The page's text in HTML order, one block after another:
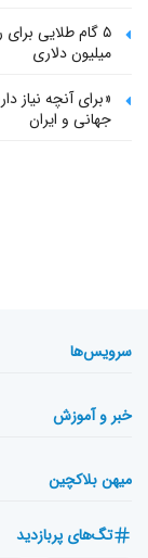
۵ گام طلایی
میلیون دلاری
«برای آنچه نیاز
جهانی و ایران
سرویس‌ها
خبر و آموزش
میهن بلاکچین
تگ‌های پربازدید